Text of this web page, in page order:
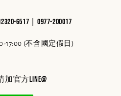
6517｜0977-200017
17:00 (不含國定假日)
加官方line@